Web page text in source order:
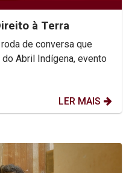
à Terra
de conversa que
Abril Indígena, evento
LER MAIS